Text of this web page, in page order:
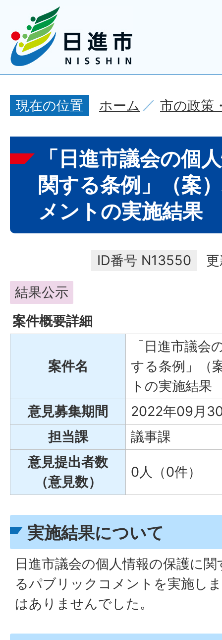
現在の位置 ホーム 市の政策
「日進市議会の個
関する条例」（案
メントの実施結果
ID番号 N13550
結果公示
案件概要詳細
案件名
「日進市議会
する条例」（
トの実施結果
意見募集期間
2022年09月
担当課
議事課
意見提出者数
（意見数）
0人（0件）
実施結果について
日進市議会の個人情報の保護に
るパブリックコメントを実施し
はありませんでした。